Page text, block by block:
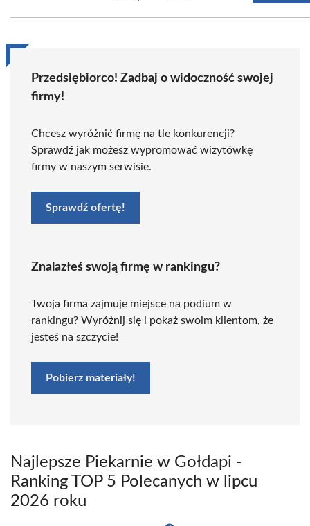
Przedsiębiorco! Zadbaj o widoczność swojej
firmy!
Chcesz wyróżnić firmę na tle konkurencji?
Sprawdź jak możesz wypromować wizytówkę
firmy w naszym serwisie.
Sprawdź ofertę!
Znalazłeś swoją firmę w rankingu?
Twoja firma zajmuje miejsce na podium w
rankingu? Wyróżnij się i pokaż swoim klientom, że
jesteś na szczycie!
Pobierz materiały!
Najlepsze Piekarnie w Gołdapi -
Ranking TOP 5 Polecanych w lipcu
2026 roku